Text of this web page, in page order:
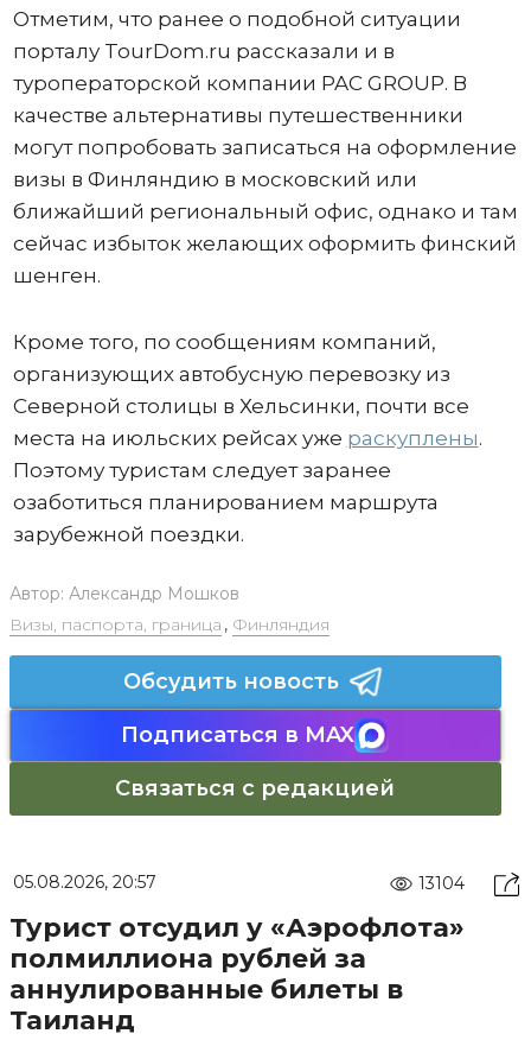
Отметим, что ранее о подобной ситуации
порталу TourDom.ru рассказали и в
туроператорской компании PAC GROUP. В
качестве альтернативы путешественники
могут попробовать записаться на оформление
визы в Финляндию в московский или
ближайший региональный офис, однако и там
сейчас избыток желающих оформить финский
шенген.
Кроме того, по сообщениям компаний,
организующих автобусную перевозку из
Северной столицы в Хельсинки, почти все
места на июльских рейсах уже раскуплены.
Поэтому туристам следует заранее
озаботиться планированием маршрута
зарубежной поездки.
Автор: Александр Мошков
Визы, паспорта, граница , Финляндия
Обсудить новость
Подписаться в MAX
Связаться с редакцией
05.08.2026, 20:57 13104
Турист отсудил у «Аэрофлота»
полмиллиона рублей за
аннулированные билеты в
Таиланд